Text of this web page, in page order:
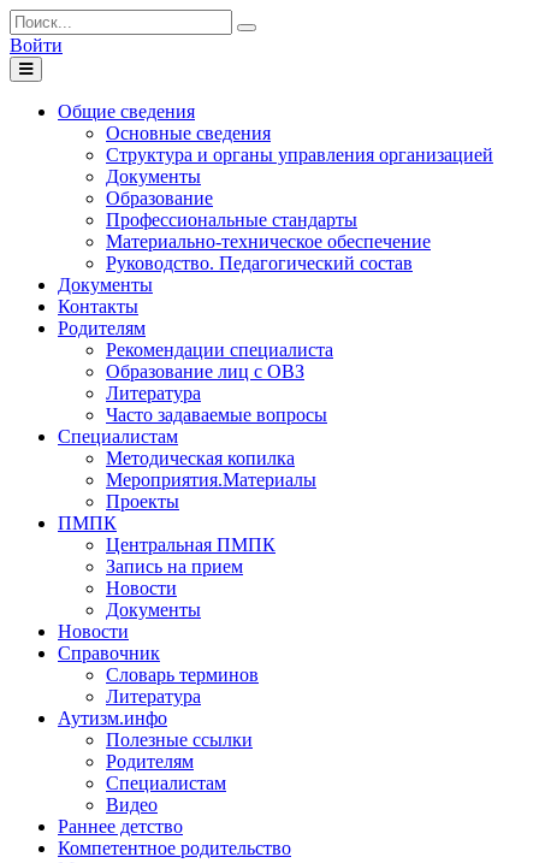
Войти
Toggle
navigation
Общие сведения
Основные сведения
Структура и органы управления организацией
Документы
Образование
Профессиональные стандарты
Материально-техническое обеспечение
Руководство. Педагогический состав
Документы
Контакты
Родителям
Рекомендации специалиста
Образование лиц с ОВЗ
Литература
Часто задаваемые вопросы
Специалистам
Методическая копилка
Мероприятия.Материалы
Проекты
ПМПК
Центральная ПМПК
Запись на прием
Новости
Документы
Новости
Справочник
Словарь терминов
Литература
Аутизм.инфо
Полезные ссылки
Родителям
Специалистам
Видео
Раннее детство
Компетентное родительство